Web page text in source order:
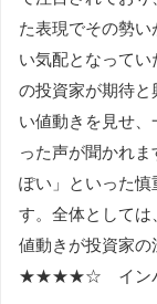
た表現でその勢
い気配となってい
の投資家が期待
い値動きを見せ
った声が聞かれ
ぽい」といった慎
す。全体として
値動きが投資家
★★★★☆ イン